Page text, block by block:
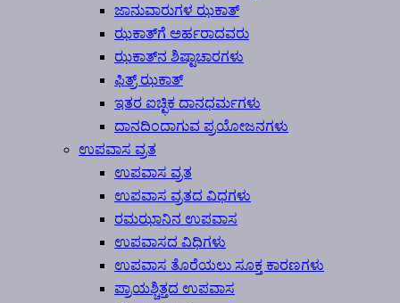
ಜಾನುವಾರುಗಳ ಝಕಾತ್
ಝಕಾತ್‍ಗೆ ಅರ್ಹರಾದವರು
ಝಕಾತ್‍ನ ಶಿಷ್ಟಾಚಾರಗಳು
ಫಿತ್ರ್ ಝಕಾತ್
ಇತರ ಐಚ್ಛಿಕ ದಾನಧರ್ಮಗಳು
ದಾನದಿಂದಾಗುವ ಪ್ರಯೋಜನಗಳು
ಉಪವಾಸ ವ್ರತ
ಉಪವಾಸ ವ್ರತ
ಉಪವಾಸ ವ್ರತದ ವಿಧಗಳು
ರಮಝಾನಿನ ಉಪವಾಸ
ಉಪವಾಸದ ವಿಧಿಗಳು
ಉಪವಾಸ ತೊರೆಯಲು ಸೂಕ್ತ ಕಾರಣಗಳು
ಪ್ರಾಯಶ್ಚಿತ್ತದ ಉಪವಾಸ